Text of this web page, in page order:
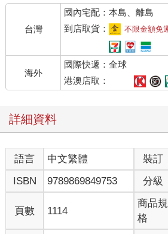
台灣
國內宅配：本島、離島
到店取貨：
不限金額免
海外
國際快遞：全球
港澳店取：
詳細資料
語言 中文繁體 裝訂
ISBN
9789869849753 分級
頁數 1114
商品規
格